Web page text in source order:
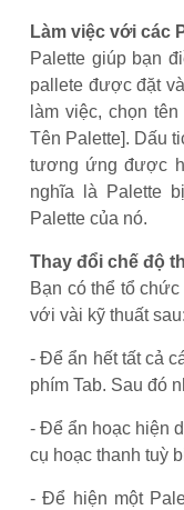
Làm việc với các
Palette giúp bạn
pallete được đặt
làm việc, chọn
Tên Palette]. Dấu
tương ứng được
nghĩa là Palette
Palette của nó.
Thay đổi chế độ
Bạn có thể tổ
với vài kỹ thuất sau:
- Để ẩn hết tất cả
phím Tab. Sau đó
- Để ẩn hoạc hiện
cụ hoạc thanh tuỳ
- Để hiện một